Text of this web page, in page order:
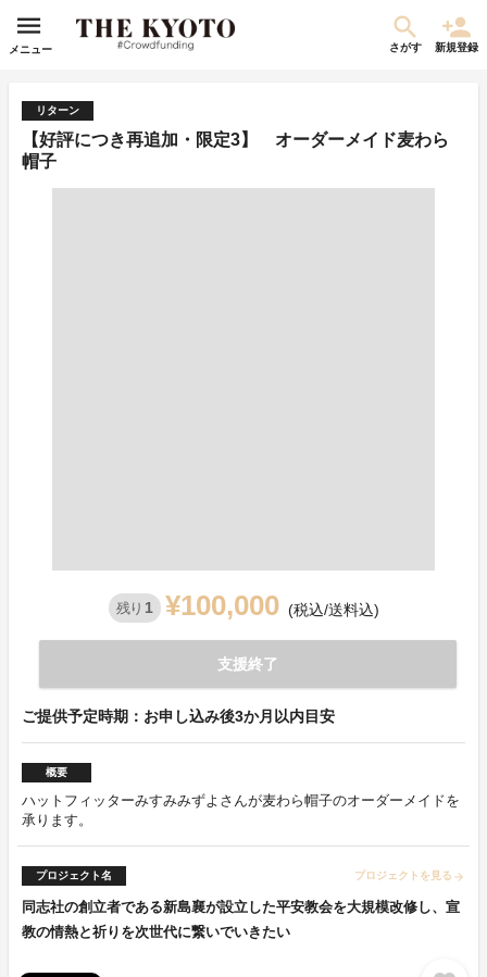
メニュー さがす 新規登録
リターン
【好評につき再追加・限定3】 オーダーメイド麦わら
帽子
残り 1 ¥100,000 (税込/送料込)
支援終了
ご提供予定時期：お申し込み後3か月以内目安
概要
ハットフィッターみすみみずよさんが麦わら帽子のオーダーメイドを
承ります。
プロジェクト名 プロジェクトを見る arrow_forward
同志社の創立者である新島襄が設立した平安教会を大規模改修し、宣
教の情熱と祈りを次世代に繋いでいきたい